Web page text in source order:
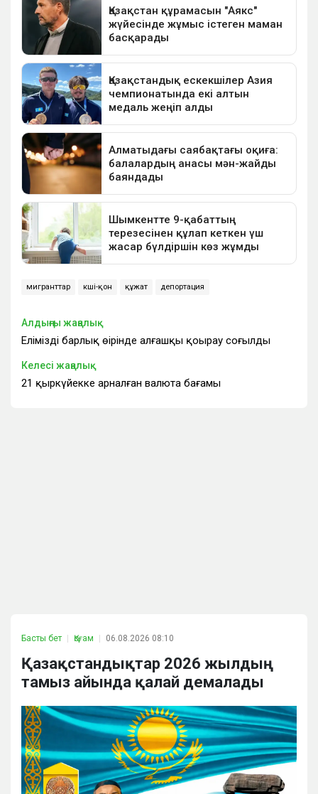
мигранттар көші-қон құжат депортация
Алдыңғы жаңалық
Еліміздің барлық өңірінде алғашқы қоңырау соғылды
Келесі жаңалық
21 қыркүйекке арналған валюта бағамы
Басты бет Қоғам 06.08.2026 08:10
Қазақстандықтар 2026 жылдың
тамыз айында қалай демалады